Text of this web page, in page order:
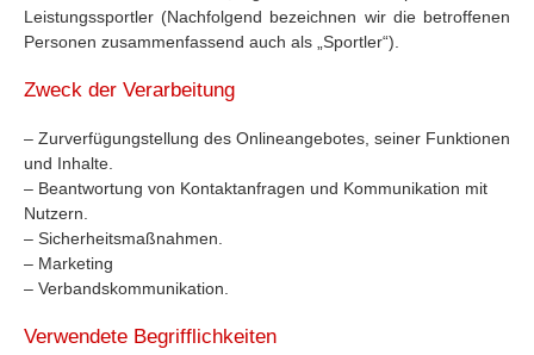
Leistungssportler (Nachfolgend bezeichnen wir die betroffenen
Personen zusammenfassend auch als „Sportler“).
Zweck der Verarbeitung
– Zurverfügungstellung des Onlineangebotes, seiner Funktionen
und Inhalte.
– Beantwortung von Kontaktanfragen und Kommunikation mit
Nutzern.
– Sicherheitsmaßnahmen.
– Marketing
– Verbandskommunikation.
Verwendete Begrifflichkeiten